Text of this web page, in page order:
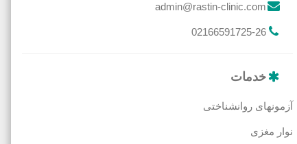
admin@rastin-clinic.com
02166591725-26
خدمات
آزمونهای روانشناختی
نوار مغزی